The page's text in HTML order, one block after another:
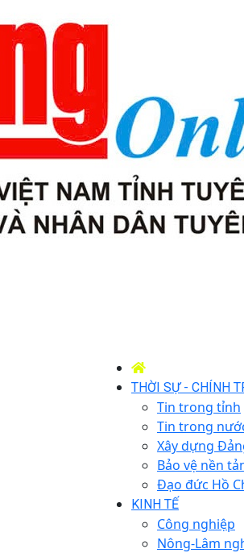
THỜI SỰ - CHÍNH
Tin trong tỉnh
Tin trong
Xây dựng
Bảo vệ nền
Đạo đức Hồ
KINH TẾ
Công nghiệp
Nông-Lâm